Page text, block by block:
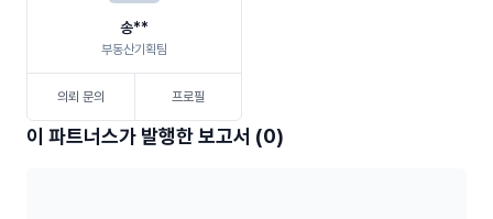
송**
부동산기획팀
의뢰 문의 프로필
이 파트너스가 발행한 보고서 (0)